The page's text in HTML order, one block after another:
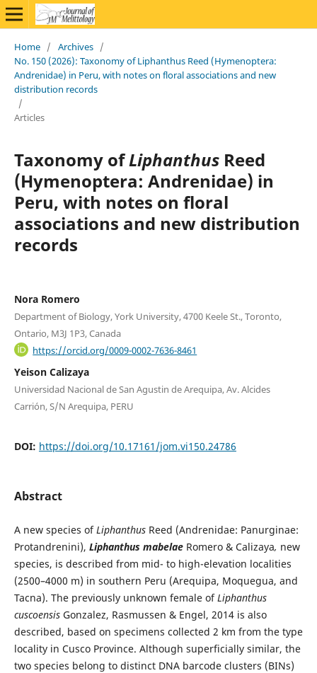
Home / Archives /
No. 150 (2026): Taxonomy of Liphanthus Reed (Hymenoptera:
Andrenidae) in Peru, with notes on floral associations and new
distribution records
/
Articles
Taxonomy ofLiphanthus Reed
(Hymenoptera: Andrenidae) in
Peru, with notes on floral
associations and new distribution
records
Nora Romero
Department of Biology, York University, 4700 Keele St., Toronto,
Ontario, M3J 1P3, Canada
https://orcid.org/0009-0002-7636-8461
Yeison Calizaya
Universidad Nacional de San Agustin de Arequipa, Av. Alcides
Carrión, S/N Arequipa, PERU
DOI: https://doi.org/10.17161/jom.vi150.24786
Abstract
A new species ofLiphanthusReed (Andrenidae: Panurginae:
Protandrenini), Liphanthus mabelae Romero & Calizaya, new
species, is described from mid- to high-elevation localities
(2500–4000 m) in southern Peru (Arequipa, Moquegua, and
Tacna). The previously unknown female ofLiphanthus
cuscoensisGonzalez, Rasmussen & Engel, 2014 is also
described, based on specimens collected 2 km from the type
locality in Cusco Province. Although superficially similar, the
two species belong to distinct DNA barcode clusters (BINs)